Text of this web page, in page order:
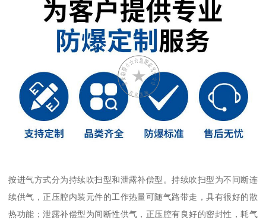
按进气方式分为持续吹扫型和泄露补偿型。持续吹扫型为不间断连
续供气，正压腔内装元件的工作热量可随气路带走，具有很好的散
热功能；泄露补偿型为间断性供气，正压腔有良好的密封性，耗气